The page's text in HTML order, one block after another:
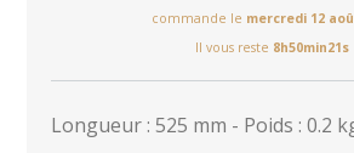
commande le mercredi 12
Il vous reste 8h50min21s
Longueur : 525 mm - Poids : 0.2